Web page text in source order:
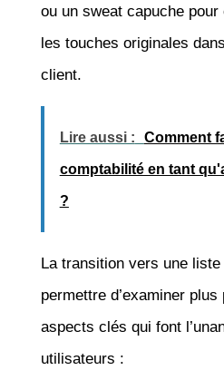
ou un sweat capuche
les touches originales
client.
Lire aussi : Comment
comptabilité en tant
?
La transition vers une
permettre d’examiner
aspects clés qui font
utilisateurs :